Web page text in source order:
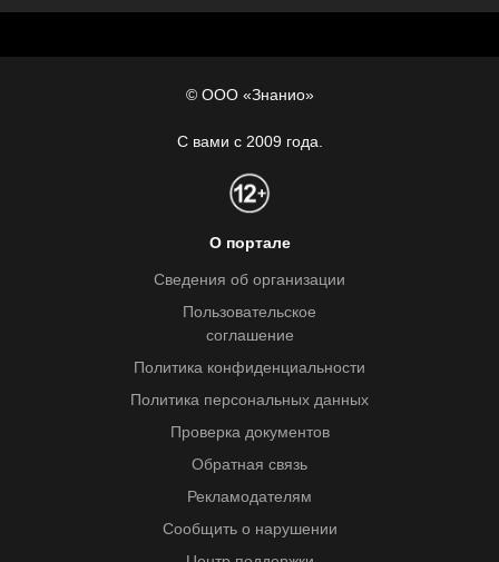
© ООО «Знанио»
С вами с 2009 года.
О портале
Сведения об организации
Пользовательское
соглашение
Политика конфиденциальности
Политика персональных данных
Проверка документов
Обратная связь
Рекламодателям
Сообщить о нарушении